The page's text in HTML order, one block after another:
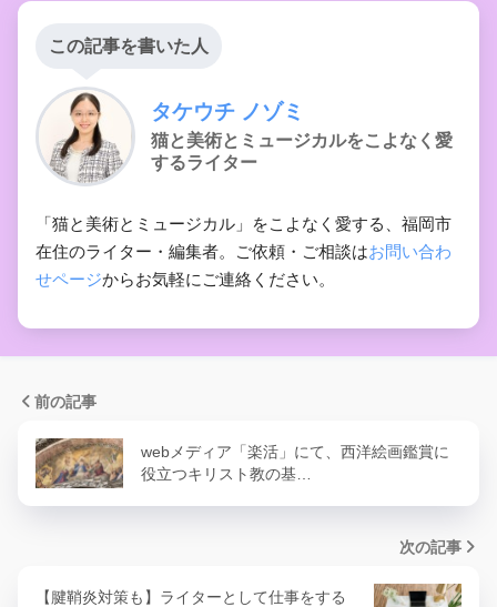
この記事を書いた人
タケウチ ノゾミ
猫と美術とミュージカルをこよなく愛
するライター
「猫と美術とミュージカル」をこよなく愛する、福岡市
在住のライター・編集者。ご依頼・ご相談はお問い合わ
せページからお気軽にご連絡ください。
前の記事
webメディア「楽活」にて、西洋絵画鑑賞に
役立つキリスト教の基…
次の記事
【腱鞘炎対策も】ライターとして仕事をする